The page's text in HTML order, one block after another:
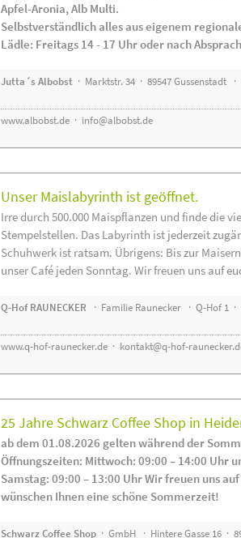
Apfel-Aronia, Alb Multi.
Selbstverständlich alles aus eigenem
Lädle: Freitags 14 - 17 Uhr oder nach
Jutta´s Albobst · Marktstr. 34 · 89547 Gussenstadt ·
www.albobst.de · info@albobst.de
Unser Maislabyrinth ist geöffnet.
Irre durch 500.000 Maispflanzen und finde die
Stempelstellen. Das Labyrinth ist jederzeit
Schuhwerk ist ratsam. Übrigens: Bis zur
unser Café jeden Sonntag. Wir freuen uns auf
Q-Hof RAUNECKER · Familie Raunecker · Q-Hof 1
www.q-hof-raunecker.de · kontakt@q-hof-
25 Jahre Schwarz Coffee Shop in
ab dem 01.08.2026 gelten während der
Öffnungszeiten: Mittwoch: 09:00 – 14:00 Uhr
Samstag: 09:00 – 13:00 Uhr Wir freuen uns
wünschen Ihnen eine schöne Sommerzeit!
Schwarz Coffee Shop · GmbH · Hintere Gasse 16 ·